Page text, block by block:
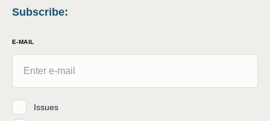
Subscribe:
E-MAIL
Issues